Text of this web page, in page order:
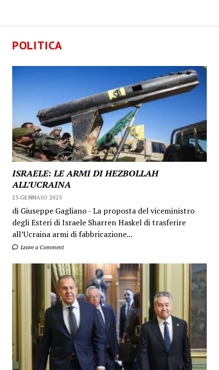
POLITICA
ISRAELE: LE ARMI DI HEZBOLLAH
ALL’UCRAINA
25 GENNAIO 2025
di Giuseppe Gagliano - La proposta del viceministro
degli Esteri di Israele Sharren Haskel di trasferire
all’Ucraina armi di fabbricazione...
Leave a Comment